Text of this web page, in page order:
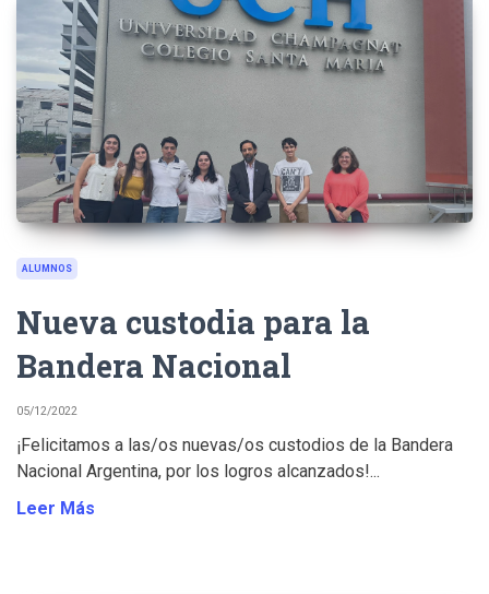
ALUMNOS
Nueva custodia para la
Bandera Nacional
05/12/2022
¡Felicitamos a las/os nuevas/os custodios de la Bandera
Nacional Argentina, por los logros alcanzados!...
Leer Más